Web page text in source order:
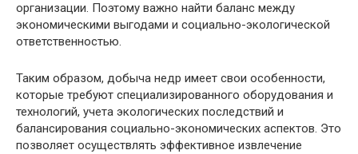
организации. Поэтому важно найти баланс между
экономическими выгодами и социально-экологической
ответственностью.
Таким образом, добыча недр имеет свои особенности,
которые требуют специализированного оборудования и
технологий, учета экологических последствий и
балансирования социально-экономических аспектов. Это
позволяет осуществлять эффективное извлечение